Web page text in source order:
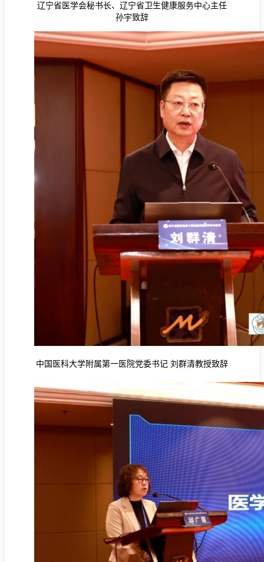
辽宁省医学会秘书长、 辽宁省卫生健康服务中心主任
孙宇致辞
中国医科大学附属第一医院党委书记 刘群清教授致辞